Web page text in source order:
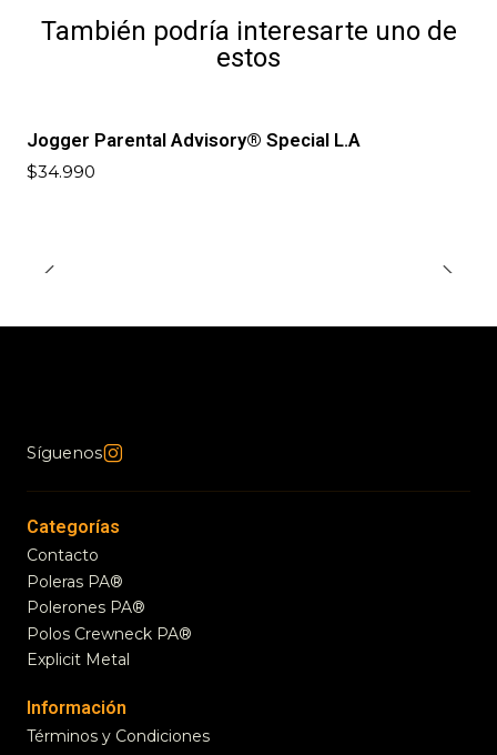
También podría interesarte uno de
estos
Jogger Parental Advisory® Special L.A
$34.990
Síguenos
Categorías
Contacto
Poleras PA®
Polerones PA®
Polos Crewneck PA®
Explicit Metal
Información
Términos y Condiciones